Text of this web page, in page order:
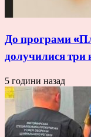
До програми
долучилися три
5 години назад